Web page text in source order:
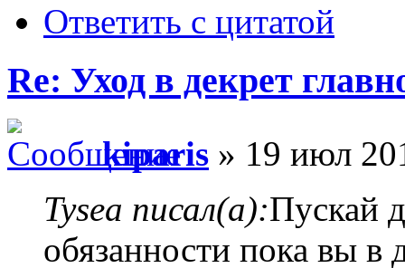
Ответить с цитатой
Re: Уход в декрет
kiparis » 19 июл
Tysea писал(а):Пускай
обязанности пока вы в